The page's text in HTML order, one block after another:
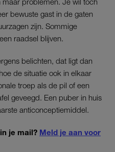
bewuste gast in de gaten
zijn. Sommige
raadsel blijven.
belichten, dat ligt dan
de situatie ook in elkaar
troep als de pil of een
geveegd. Een puber in huis
anticonceptiemiddel.
je mail? Meld je aan voor